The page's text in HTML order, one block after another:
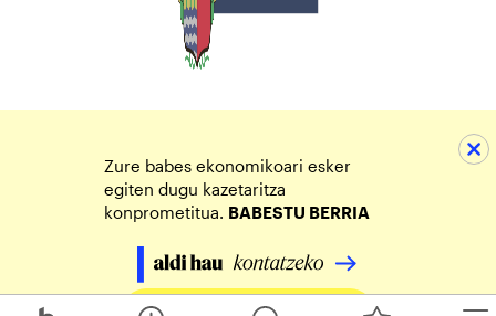
Zure babes ekonomikoari esker
egiten dugu kazetaritza
konprometitua. BABESTU BERRIA